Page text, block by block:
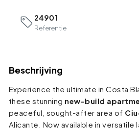
24901
Referentie
Beschrijving
Experience the ultimate in Costa
these stunning new-build
peaceful, sought-after area of
Alicante. Now available in